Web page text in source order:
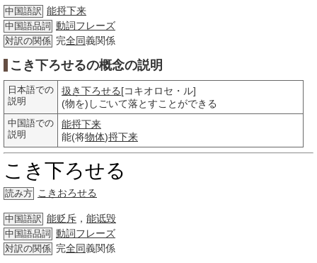
中国語訳 能捋下来
中国語品詞 動詞フレーズ
対訳の関係 完全同義関係
こき下ろせるの概念の説明
日本語での
説明
扱き下ろせる[コキオロセ・ル]
(物を)しごいて落とすことができる
中国語での
説明
能捋下来
能(将物体)捋下来
こき下ろせる
読み方 こきおろせる
中国語訳 能贬斥 ， 能诋毁
中国語品詞 動詞フレーズ
対訳の関係 完全同義関係